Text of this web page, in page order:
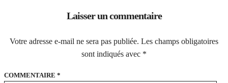
Laisser un commentaire
Votre adresse e-mail ne sera pas publiée. Les champs obligatoires
sont indiqués avec *
COMMENTAIRE *